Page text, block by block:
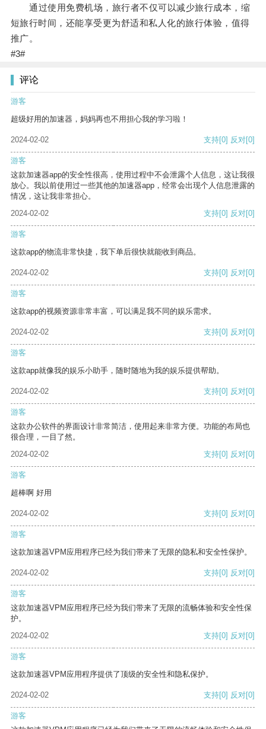
通过使用免费机场，旅行者不仅可以减少旅行成本，缩
短旅行时间，还能享受更为舒适和私人化的旅行体验，值得
推广。
#3#
评论
游客
超级好用的加速器，妈妈再也不用担心我的学习啦！
2024-02-02 支持[0] 反对[0]
游客
这款加速器app的安全性很高，使用过程中不会泄露个人信息，这让我很
放心。我以前使用过一些其他的加速器app，经常会出现个人信息泄露的
情况，这让我非常担心。
2024-02-02
支持[0] 反对[0]
游客
这款app的物流非常快捷，我下单后很快就能收到商品。
2024-02-02 支持[0] 反对[0]
游客
这款app的视频资源非常丰富，可以满足我不同的娱乐需求。
2024-02-02 支持[0] 反对[0]
游客
这款app就像我的娱乐小助手，随时随地为我的娱乐提供帮助。
2024-02-02 支持[0] 反对[0]
游客
这款办公软件的界面设计非常简洁，使用起来非常方便。功能的布局也
很合理，一目了然。
2024-02-02
支持[0] 反对[0]
游客
超棒啊 好用
2024-02-02 支持[0] 反对[0]
游客
这款加速器VPM应用程序已经为我们带来了无限的隐私和安全性保护。
2024-02-02 支持[0] 反对[0]
游客
这款加速器VPM应用程序已经为我们带来了无限的流畅体验和安全性保
护。
2024-02-02
支持[0] 反对[0]
游客
这款加速器VPM应用程序提供了顶级的安全性和隐私保护。
2024-02-02 支持[0] 反对[0]
游客